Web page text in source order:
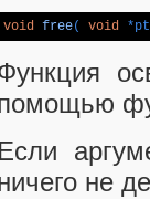
void free( void
Если
не